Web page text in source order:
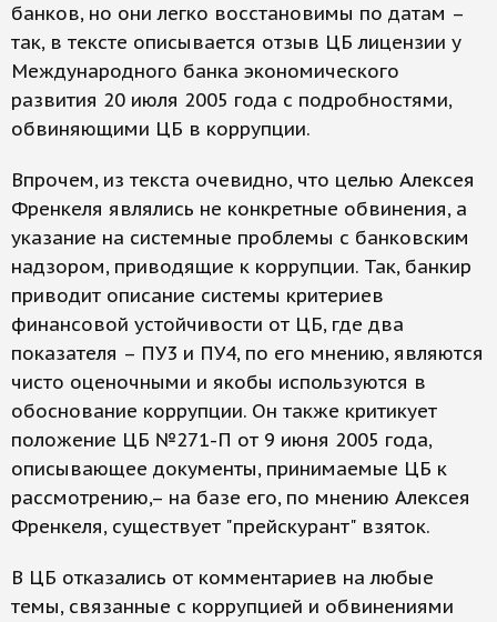
банков, но они легко восстановимы по датам –
так, в тексте описывается отзыв ЦБ лицензии у
Международного банка экономического
развития 20 июля 2005 года с подробностями,
обвиняющими ЦБ в коррупции.
Впрочем, из текста очевидно, что целью Алексея
Френкеля являлись не конкретные обвинения, а
указание на системные проблемы с банковским
надзором, приводящие к коррупции. Так, банкир
приводит описание системы критериев
финансовой устойчивости от ЦБ, где два
показателя – ПУ3 и ПУ4, по его мнению, являются
чисто оценочными и якобы используются в
обоснование коррупции. Он также критикует
положение ЦБ №271-П от 9 июня 2005 года,
описывающее документы, принимаемые ЦБ к
рассмотрению,– на базе его, по мнению Алексея
Френкеля, существует "прейскурант" взяток.
В ЦБ отказались от комментариев на любые
темы, связанные с коррупцией и обвинениями